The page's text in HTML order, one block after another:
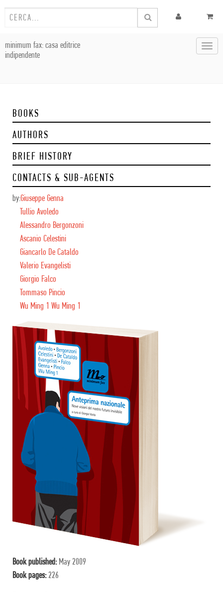
minimum fax: casa editrice
indipendente
BOOKS
AUTHORS
BRIEF HISTORY
CONTACTS & SUB-AGENTS
by:Giuseppe Genna
Tullio Avoledo
Alessandro Bergonzoni
Ascanio Celestini
Giancarlo De Cataldo
Valerio Evangelisti
Giorgio Falco
Tommaso Pincio
Wu Ming 1 Wu Ming 1
Book published: May 2009
Book pages: 226